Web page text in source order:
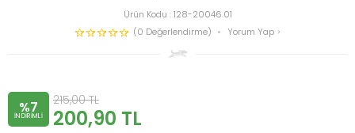
Ürün Kodu :128-20046.01
(0 Değerlendirme)
Yorum Yap
%7
INDIRIMLI
215,00TL
200,90 TL